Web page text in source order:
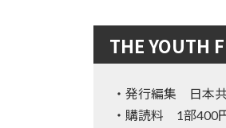
THE YOUTH
・発行編集 日本
・購読料 1部400